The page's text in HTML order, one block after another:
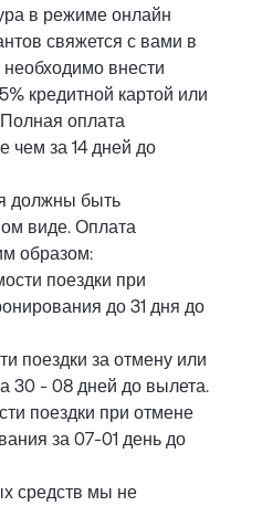
в режиме онлайн
свяжется с вами в
внести
кредитной картой или
оплата
чем за 14 дней до
должны быть
виде. Оплата
образом:
поездки при
до 31 дня до
поездки за отмену или
30 - 08 дней до вылета.
поездки при отмене
за 07-01 день до
средств мы не